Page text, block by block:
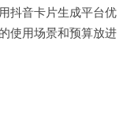
抖音卡片生成平台优
使用场景和预算放进